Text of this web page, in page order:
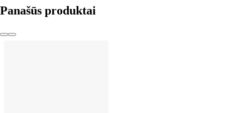
Panašūs produktai